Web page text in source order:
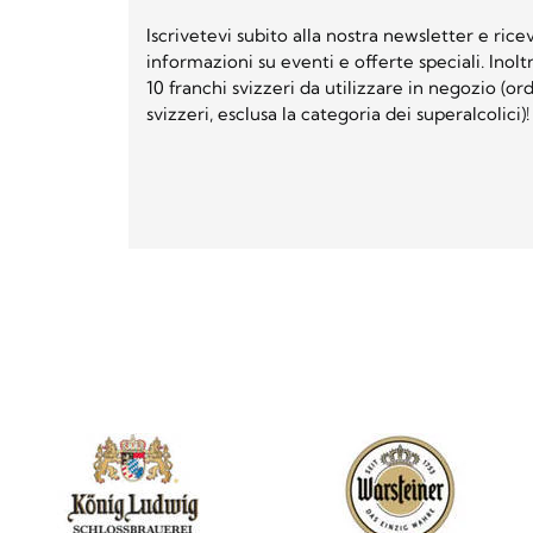
Iscrivetevi subito alla nostra newsletter e
informazioni su eventi e offerte speciali.
10 franchi svizzeri da utilizzare in negozio
svizzeri, esclusa la categoria dei superalcolici)!